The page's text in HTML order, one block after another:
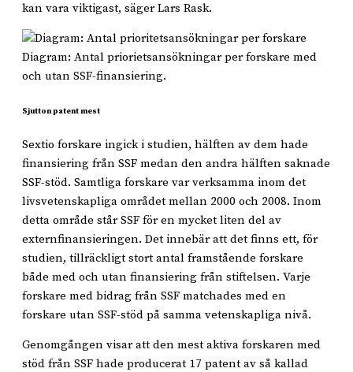
kan vara viktigast, säger Lars Rask.
Diagram: Antal priorietsansökningar per forskare med
och utan SSF-finansiering.
Sjutton patent mest
Sextio forskare ingick i studien, hälften av dem hade
finansiering från SSF medan den andra hälften saknade
SSF-stöd. Samtliga forskare var verksamma inom det
livsvetenskapliga området mellan 2000 och 2008. Inom
detta område står SSF för en mycket liten del av
externfinansieringen. Det innebär att det finns ett, för
studien, tillräckligt stort antal framstående forskare
både med och utan finansiering från stiftelsen. Varje
forskare med bidrag från SSF matchades med en
forskare utan SSF-stöd på samma vetenskapliga nivå.
Genomgången visar att den mest aktiva forskaren med
stöd från SSF hade producerat 17 patent av så kallad